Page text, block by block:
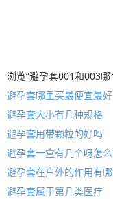
浏览“避孕套001和003
避孕套哪里买最便宜最好
避孕套大小有几种规格
避孕套用带颗粒的好吗
避孕套一盒有几个呀怎
避孕套在户外的作用有
避孕套属于第几类医疗